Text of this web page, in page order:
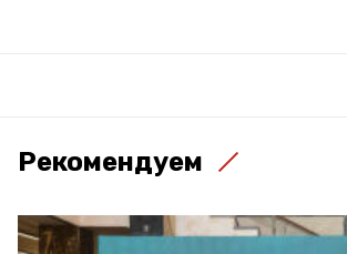
Рекомендуем